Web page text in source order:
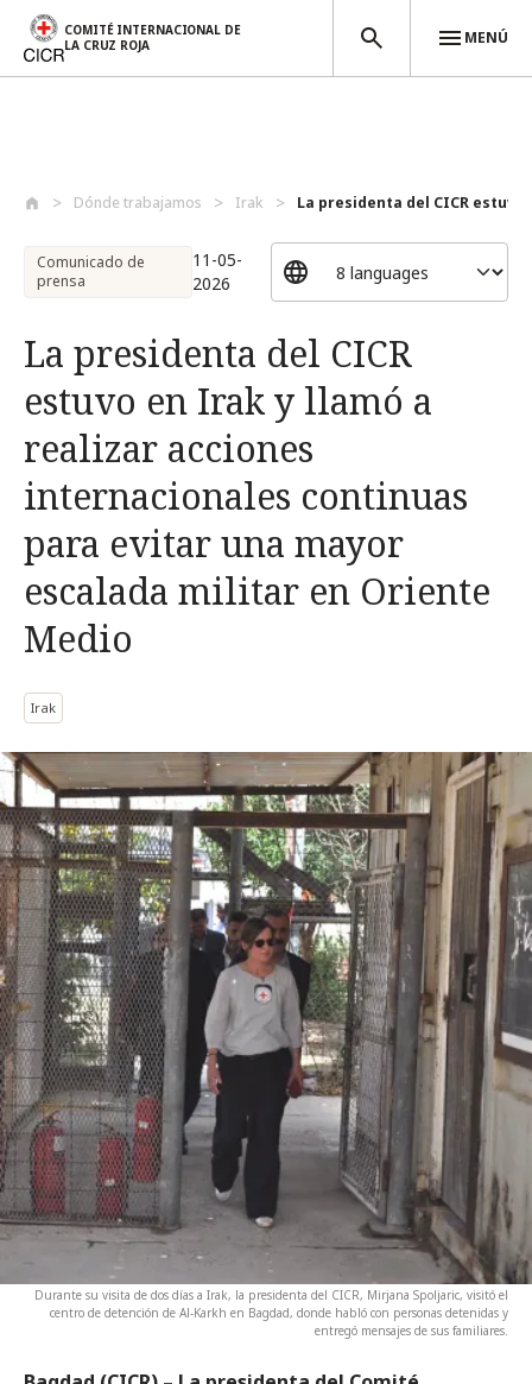
COMITÉ INTERNACIONAL DE
LA CRUZ ROJA
MENÚ
Dónde trabajamos Irak La presidenta del CICR estuvo
Comunicado de
prensa
11-05-
2026
La presidenta del CICR
estuvo en Irak y llamó a
realizar acciones
internacionales continuas
para evitar una mayor
escalada militar en Oriente
Medio
Irak
Durante su visita de dos días a Irak, la presidenta del CICR, Mirjana Spoljaric, visitó el
centro de detención de Al-Karkh en Bagdad, donde habló con personas detenidas y
entregó mensajes de sus familiares.